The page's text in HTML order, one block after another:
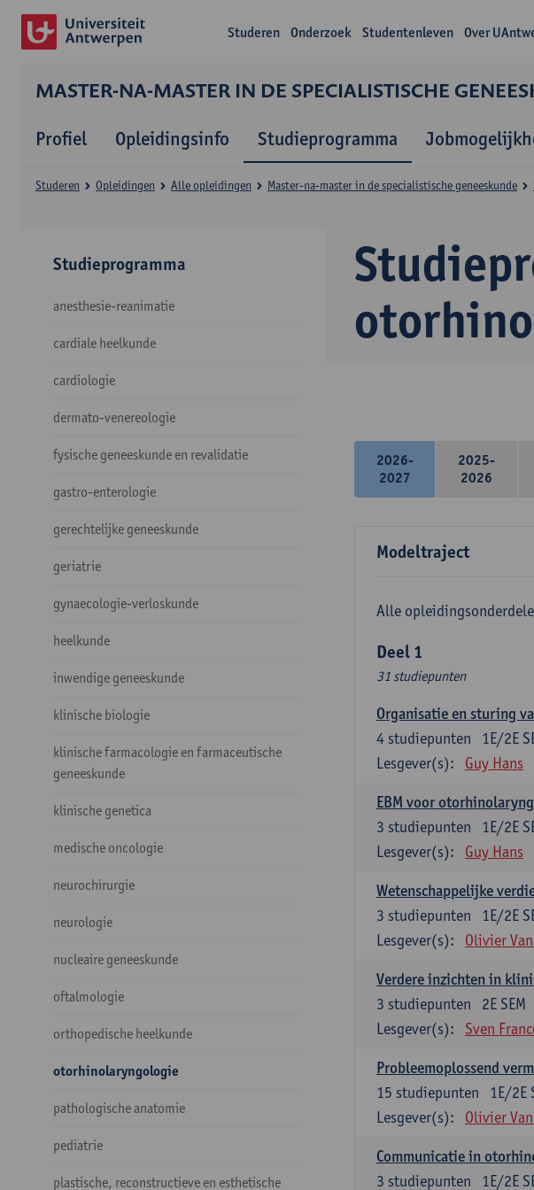
Studeren Onderzoek Studentenleven Over
MASTER-NA-MASTER IN DE SPECIALISTISCHE
Profiel Opleidingsinfo Studieprogramma
Studeren Opleidingen Alle opleidingen Master-na-master in de specialistische geneeskunde
Studieprogramma
anesthesie-reanimatie
cardiale heelkunde
cardiologie
dermato-venereologie
fysische geneeskunde en revalidatie
gastro-enterologie
gerechtelijke geneeskunde
geriatrie
gynaecologie-verloskunde
heelkunde
inwendige geneeskunde
klinische biologie
klinische farmacologie en farmaceutische
geneeskunde
klinische genetica
medische oncologie
neurochirurgie
neurologie
nucleaire geneeskunde
oftalmologie
orthopedische heelkunde
otorhinolaryngologie
pathologische anatomie
pediatrie
plastische, reconstructieve en esthetische
2026-
2027
2025-
2026
Modeltraject
Alle
Deel 1
31 studiepunten
Organisatie en sturing
1E/2E
4 studiepunten
Lesgever(s):
Guy Hans
EBM voor
1E/2E
3 studiepunten
Lesgever(s):
Guy Hans
Wetenschappelijke
1E/2E
3 studiepunten
Lesgever(s):
Olivier
Verdere inzichten in
2E SEM
3 studiepunten
Lesgever(s):
Sven
Probleemoplossend
1E/2E
15 studiepunten
Lesgever(s):
Olivier
Communicatie in
1E/2E
3 studiepunten